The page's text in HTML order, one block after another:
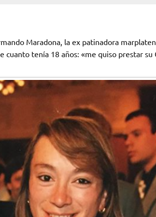
Maradona, la ex patinadora
cuanto tenía 18 años: «me quiso prestar su